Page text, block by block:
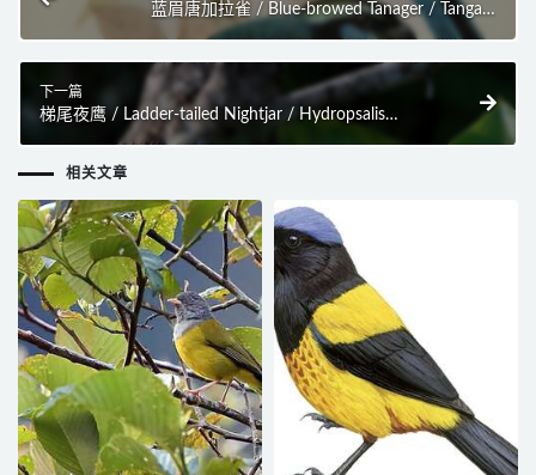
蓝眉唐加拉雀 / Blue-browed Tanager / Tangara
cyanotis
下一篇
梯尾夜鹰 / Ladder-tailed Nightjar / Hydropsalis
climacocerca
相关文章